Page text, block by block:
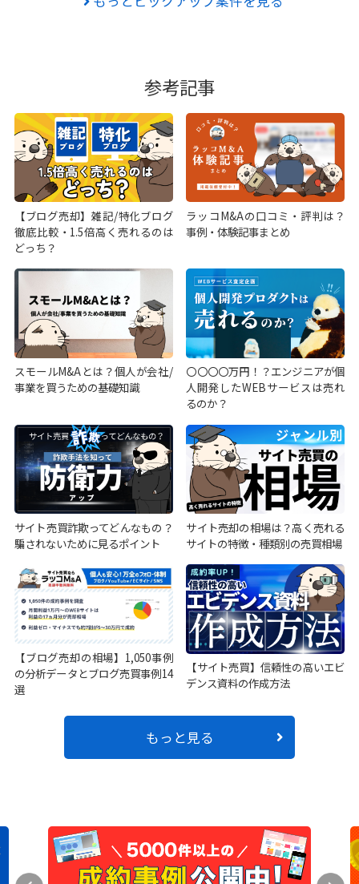
参考記事
【ブログ売却】雑記/特化ブログ
徹底比較・1.5倍高く売れるのは
どっち？
ラッコM&Aの口コミ・評判は？
事例・体験記事まとめ
スモールM&Aとは？個人が会社/
事業を買うための基礎知識
〇〇〇〇万円！？エンジニアが個
人開発したWEBサービスは売れ
るのか？
サイト売買詐欺ってどんなもの？
騙されないために見るポイント
サイト売却の相場は？高く売れる
サイトの特徴・種類別の売買相場
【ブログ売却の相場】1,050事例
の分析データとブログ売買事例14
選
【サイト売買】信頼性の高いエビ
デンス資料の作成方法
もっと見る